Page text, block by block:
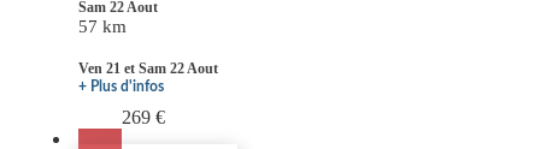
Sam 22 Aout
57 km
Ven 21 et Sam 22 Aout
+ Plus d'infos
269 €